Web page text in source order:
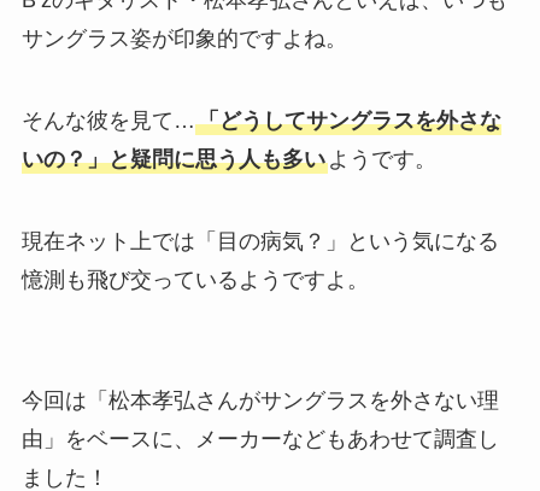
サングラス姿が印象的ですよね。
そんな彼を見て…「どうしてサングラスを外さな
いの？」と疑問に思う人も多いようです。
現在ネット上では「目の病気？」という気になる
憶測も飛び交っているようですよ。
今回は「松本孝弘さんがサングラスを外さない理
由」をベースに、メーカーなどもあわせて調査し
ました！